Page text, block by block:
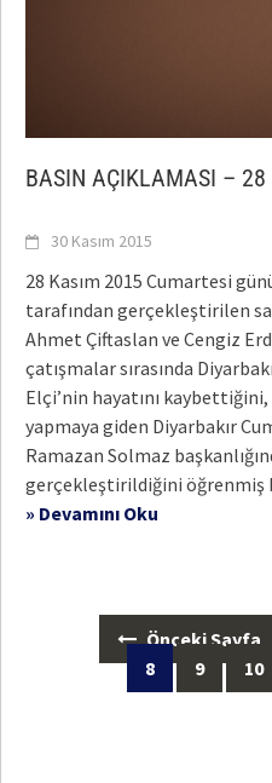
BASIN AÇIKLAMASI – 28
30 Kasım 2015
28 Kasım 2015 Cumartesi
tarafından gerçekleştirilen
Ahmet Çiftaslan ve Cengiz
çatışmalar sırasında
Elçi’nin hayatını
yapmaya giden Diyarbakır
Ramazan Solmaz
gerçekleştirildiğini öğrenmiş
» Devamını Oku
navigation
Önceki Sayfa
8
9 10